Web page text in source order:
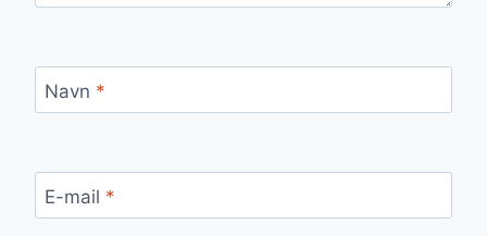
Navn *
E-mail *